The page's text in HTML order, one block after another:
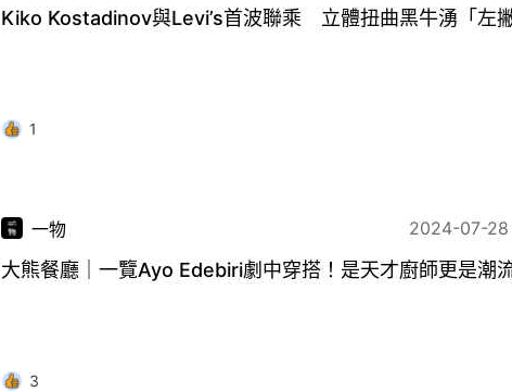
Kiko Kostadinov與Levi’s首波聯乘 立體扭曲黑牛湧「左
1
一物 2024-07-28
大熊餐廳｜一覽Ayo Edebiri劇中穿搭！是天才廚師更是潮
3